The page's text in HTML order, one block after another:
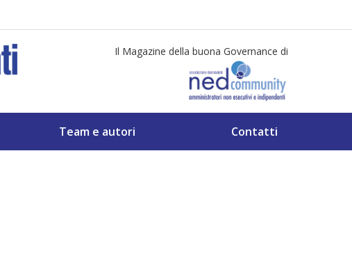
Il Magazine della buona Governance di
Team e autori Contatti